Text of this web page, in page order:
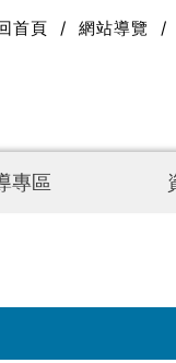
首頁 / 網站導覽 /
專區